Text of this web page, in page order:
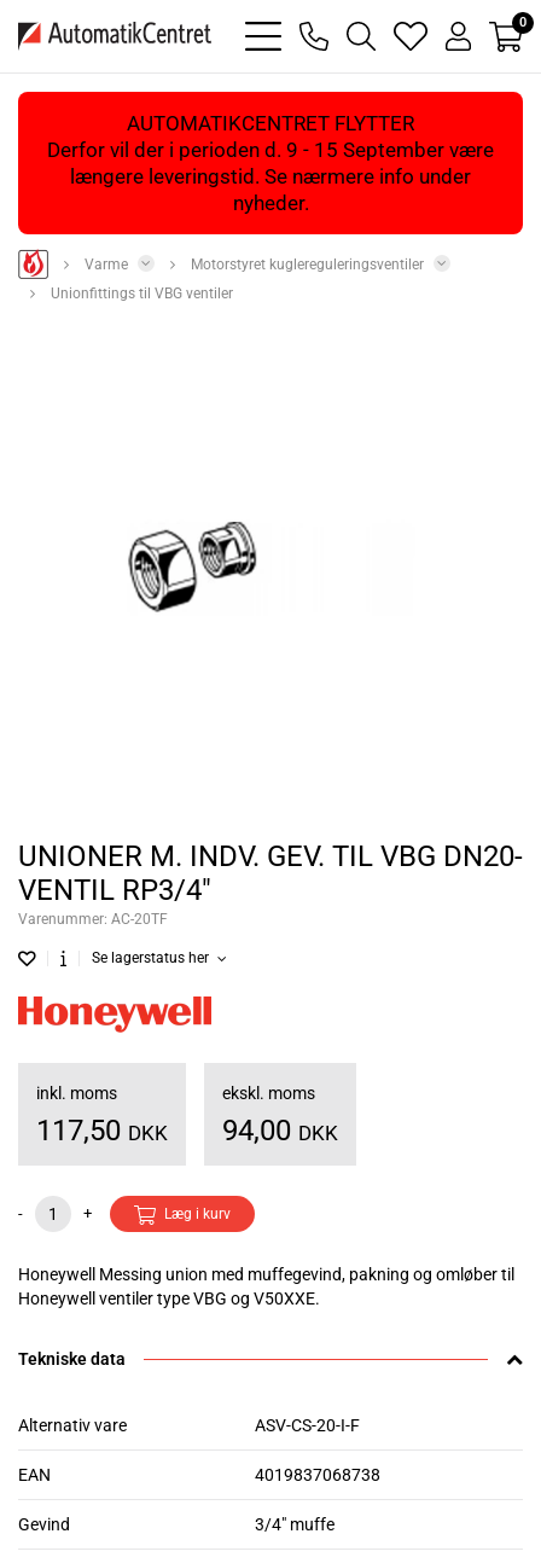
bars
light
phone
magnifying
glass
heart
light
user
light
0
AUTOMATIKCENTRET FLYTTER
Derfor vil der i perioden d. 9 - 15 September være
længere leveringstid. Se nærmere info under
nyheder.
Varme
Motorstyret kuglereguleringsventiler
Unionfittings til VBG ventiler
UNIONER M. INDV. GEV. TIL VBG DN20-
VENTIL RP3/4"
Varenummer: AC-20TF
Se lagerstatus her
inkl. moms
117,50 DKK
ekskl. moms
94,00 DKK
- + Læg i kurv
Honeywell Messing union med muffegevind, pakning og omløber til
Honeywell ventiler type VBG og V50XXE.
Tekniske data
Alternativ vare ASV-CS-20-I-F
EAN 4019837068738
Gevind 3/4" muffe